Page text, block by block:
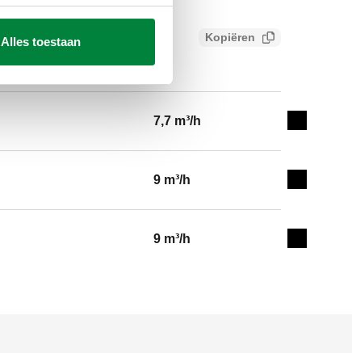
Alles toestaan Kopiëren
7,7 m³/h
Expand
9 m³/h
Expand
9 m³/h
Expand